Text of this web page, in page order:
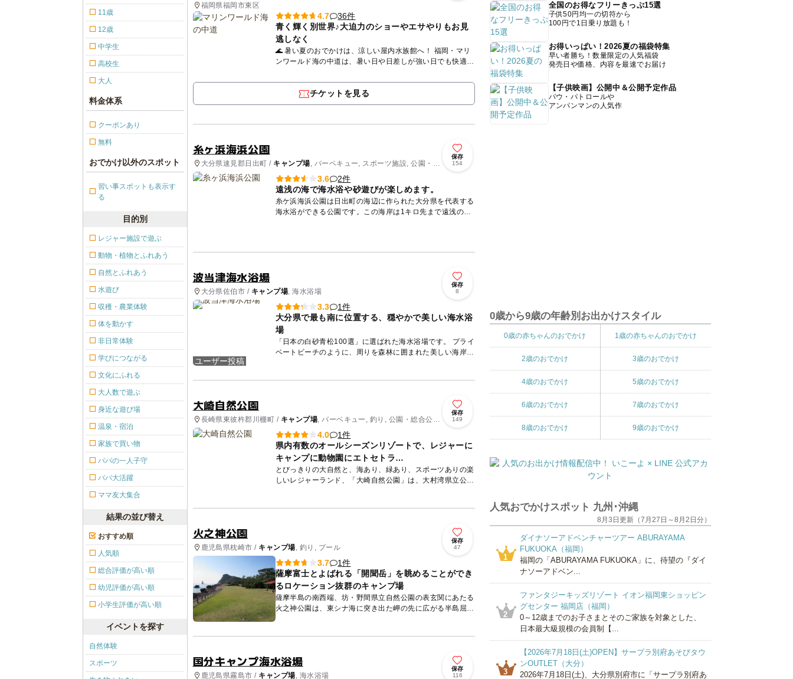
福岡県福岡市東区
4.7
36件
青く輝く別世界♪大迫力のショーやエサやりもお見
逃しなく
🌊 暑い夏のおでかけは、涼しい屋内水族館へ！ 福岡・マリ
ンワールド海の中道は、暑い日や日差しが強い日でも快適に
迫力...
チケットを見る
糸ヶ浜海浜公園
大分県速見郡日出町 / キャンプ場 , バーベキュー, スポーツ施設, 公園・総
合公園, 海水浴場
保存
154
3.6
2件
遠浅の海で海水浴や砂遊びが楽しめます。
糸ケ浜海浜公園は日出町の海辺に作られた大分県を代表する
海水浴ができる公園です。この海岸は1キロ先まで遠浅の砂
波当津海水浴場
大分県佐伯市 / キャンプ場 , 海水浴場
保存
8
ユーザー投稿
3.3
1件
大分県で最も南に位置する、穏やかで美しい海水浴
場
「日本の白砂青松100選」に選ばれた海水浴場です。 プライ
ベートビーチのように、周りを森林に囲まれた美しい海岸
大崎自然公園
長崎県東彼杵郡川棚町 / キャンプ場 , バーベキュー, 釣り, 公園・総合公
園, プール
保存
149
4.0
1件
県内有数のオールシーズンリゾートで、レジャーに
キャンプに動物園にエトセトラ…
とびっきりの大自然と、海あり、緑あり、スポーツありの楽
しいレジャーランド、「大崎自然公園」は、大村湾県立公園
火之神公園
鹿児島県枕崎市 / キャンプ場 , 釣り, プール
保存
47
3.7
1件
薩摩富士とよばれる「開聞岳」を眺めることができ
るロケーション抜群のキャンプ場
薩摩半島の南西端、坊・野間県立自然公園の表玄関にあたる
火之神公園は、東シナ海に突き出た岬の先に広がる半島屈指
の雄大な景観を誇ります。その火之神公園内に併設されたキ
国分キャンプ海水浴場
鹿児島県霧島市 / キャンプ場 , 海水浴場
保存
116
11歳
12歳
中学生
高校生
大人
料金体系
クーポンあり
無料
おでかけ以外のスポット
習い事スポットも表示す
る
目的別
レジャー施設で遊ぶ
動物・植物とふれあう
自然とふれあう
水遊び
収穫・農業体験
体を動かす
非日常体験
学びにつながる
文化にふれる
大人数で遊ぶ
身近な遊び場
温泉・宿泊
家族で買い物
パパの一人子守
パパ大活躍
ママ友大集合
結果の並び替え
おすすめ順
人気順
総合評価が高い順
幼児評価が高い順
小学生評価が高い順
イベントを探す
自然体験
スポーツ
全国のお得なフリーきっぷ15選
子供50円均一の切符から
100円で1日乗り放題も！
お得いっぱい！2026夏の福袋特集
早い者勝ち！数量限定の人気福袋
発売日や価格、内容を最速でお届け
【子供映画】公開中＆公開予定作品
パウ・パトロールや
アンパンマンの人気作
0歳から9歳の年齢別お出かけスタイル
0歳の赤ちゃんのおでかけ 1歳の赤ちゃんのおでかけ
2歳のおでかけ 3歳のおでかけ
4歳のおでかけ 5歳のおでかけ
6歳のおでかけ 7歳のおでかけ
8歳のおでかけ 9歳のおでかけ
人気おでかけスポット 九州･沖縄
8月3日更新（7月27日～8月2日分）
1
ダイナソーアドベンチャーツアー ABURAYAMA
FUKUOKA（福岡）
福岡の「ABURAYAMA FUKUOKA」に、待望の『ダイ
ナソーアドベン...
2
ファンタジーキッズリゾート イオン福岡東ショッピン
グセンター 福岡店（福岡）
0～12歳までのお子さまとそのご家族を対象とした、
日本最大級規模の会員制【...
3
【2026年7月18日(土)OPEN】サープラ別府あそびタウ
ンOUTLET（大分）
2026年7月18日(土)、大分県別府市に「サープラ別府あ